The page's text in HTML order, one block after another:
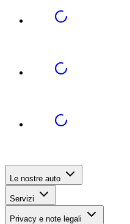
Le nostre auto
Servizi
Privacy e note legali